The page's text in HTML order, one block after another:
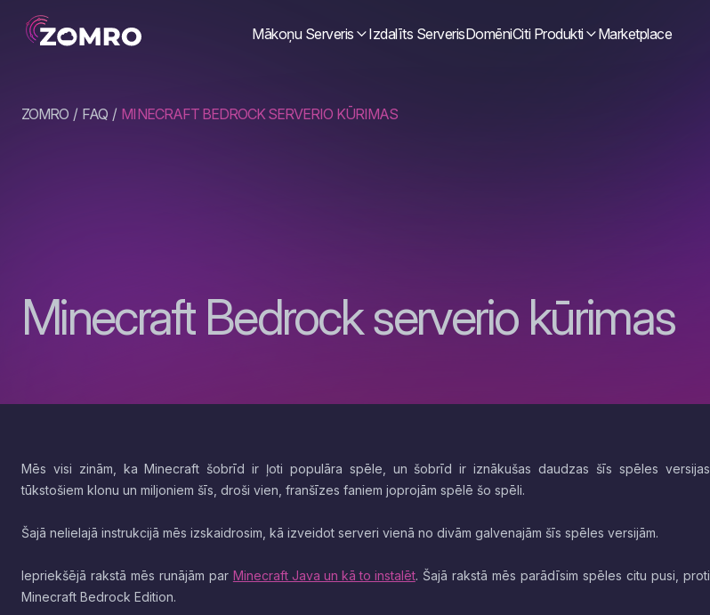
Mākoņu Serveris Izdalīts ServerisDomēniCiti Produkti Marketplace
ZOMRO FAQ MINECRAFT BEDROCK SERVERIO KŪRIMAS
Minecraft Bedrock serverio kūrimas
Mēs visi zinām, ka Minecraft šobrīd ir ļoti populāra spēle, un šobrīd ir iznākušas daudzas šīs spēles versijas,
tūkstošiem klonu un miljoniem šīs, droši vien, franšīzes faniem joprojām spēlē šo spēli.
Šajā nelielajā instrukcijā mēs izskaidrosim, kā izveidot serveri vienā no divām galvenajām šīs spēles versijām.
Iepriekšējā rakstā mēs runājām par Minecraft Java un kā to instalēt. Šajā rakstā mēs parādīsim spēles citu pusi, proti,
Minecraft Bedrock Edition.